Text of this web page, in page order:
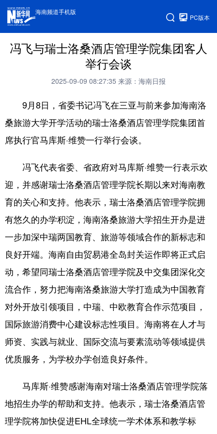
海南频道手机版
PC版本
冯飞与瑞士洛桑酒店管理学院集团客人
举行会谈
2025-09-09 08:27:35 来源：海南日报
9月8日，省委书记冯飞在三亚与前来参加海南洛
桑旅游大学开学活动的瑞士洛桑酒店管理学院集团首
席执行官马库斯·维赞一行举行会谈。
冯飞代表省委、省政府对马库斯·维赞一行表示欢
迎，并感谢瑞士洛桑酒店管理学院长期以来对海南教
育的关心和支持。他表示，瑞士洛桑酒店管理学院拥
有悠久的办学积淀，海南洛桑旅游大学招生开办是进
一步加深中瑞两国教育、旅游等领域合作的新标志和
良好开端。海南自由贸易港全岛封关运作即将正式启
动，希望同瑞士洛桑酒店管理学院及中交集团深化交
流合作，努力把海南洛桑旅游大学打造成为中国教育
对外开放引领项目，中瑞、中欧教育合作示范项目，
国际旅游消费中心建设标志性项目。海南将在人才与
师资、实践与就业、国际交流与要素流动等领域提供
优质服务，为学校办学创造良好条件。
马库斯·维赞感谢海南对瑞士洛桑酒店管理学院落
地招生办学的帮助和支持。他表示，瑞士洛桑酒店管
理学院将加快促进EHL全球统一学术体系和教学标